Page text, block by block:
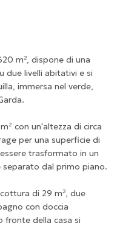
m², dispone di una
due livelli abitativi e si
immersa nel verde,
con un'altezza di circa
per una superficie di
trasformato in un
dal primo piano.
di 29 m², due
con doccia
della casa si